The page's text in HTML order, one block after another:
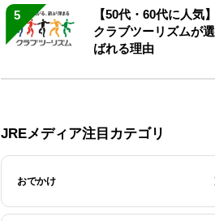
5
【50代・60代に人気】
クラブツーリズムが選
ばれる理由
JREメディア注目カテゴリ
おでかけ